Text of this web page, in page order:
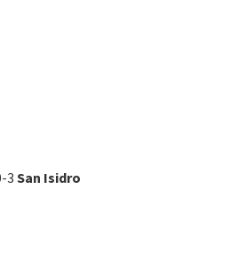
3 San Isidro